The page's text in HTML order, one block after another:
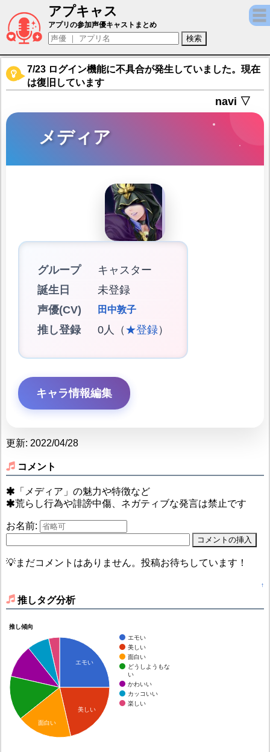
アプキャス
メディア（声優：田中敦子)【Fate/Grand
アプリの参加声優キャストまとめ
7/23 ログイン機能に不具合が発生していました。現在
は復旧しています
navi ▽
メディア
グループ
キャスター
誕生日
未登録
声優(CV)
田中敦子
推し登録 0人（ ★登録）
キャラ情報編集
更新: 2022/04/28
コメント
「メディア」の魅力や特徴など
荒らし行為や誹謗中傷、ネガティブな発言は禁止です
お名前:
💡まだコメントはありません。投稿お待ちしています！
↑
推しタグ分析
推し傾向
エモい
美しい
面白い
どうしようもな
い
かわいい
カッコいい
楽しい
エモい
美しい
面白い